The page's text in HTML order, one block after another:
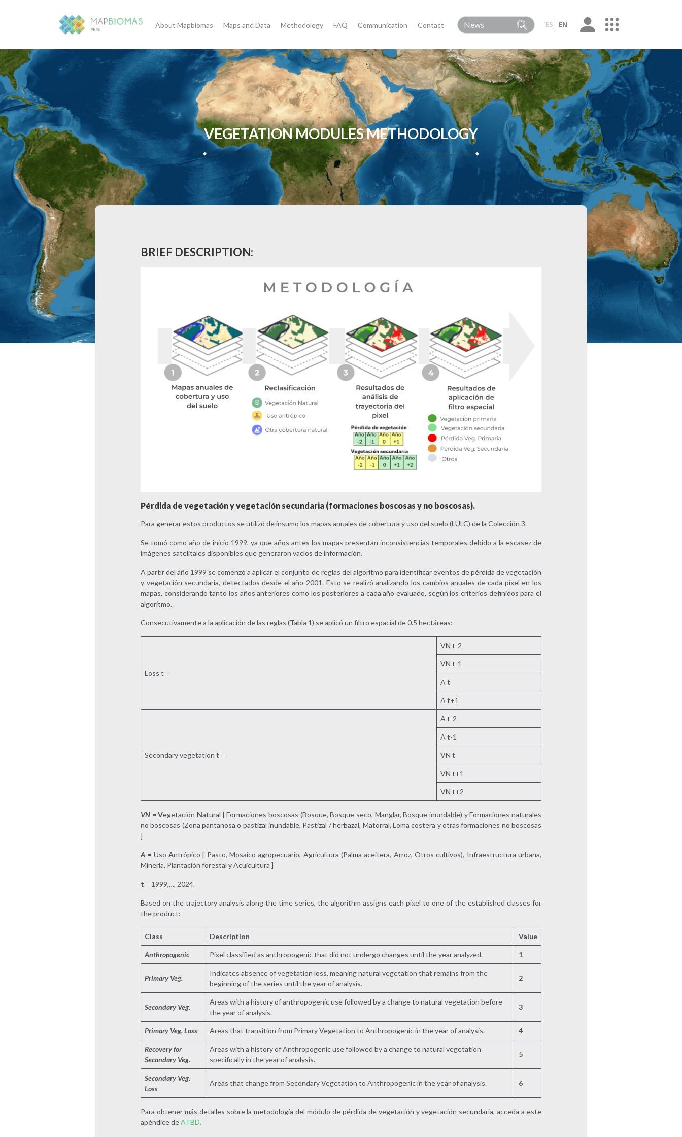
About Mapbiomas Maps and Data Methodology FAQ Communication Contact ES EN
VEGETATION MODULES METHODOLOGY
BRIEF DESCRIPTION:
Pérdida de vegetación y vegetación secundaria (formaciones boscosas y no boscosas).
Para generar estos productos se utilizó de insumo los mapas anuales de cobertura y uso del suelo (LULC) de la Colección 3.
Se tomó como año de inicio 1999, ya que años antes los mapas presentan inconsistencias temporales debido a la escasez de
imágenes satelitales disponibles que generaron vacíos de información.
A partir del año 1999 se comenzó a aplicar el conjunto de reglas del algoritmo para identificar eventos de pérdida de vegetación
y vegetación secundaria, detectados desde el año 2001. Esto se realizó analizando los cambios anuales de cada píxel en los
mapas, considerando tanto los años anteriores como los posteriores a cada año evaluado, según los criterios definidos para el
algoritmo.
Consecutivamente a la aplicación de las reglas (Tabla 1) se aplicó un filtro espacial de 0.5 hectáreas:
Loss t =
VN t-2
VN t-1
A t
A t+1
Secondary vegetation t =
A t-2
A t-1
VN t
VN t+1
VN t+2
VN =Vegetación Natural [ Formaciones boscosas (Bosque, Bosque seco, Manglar, Bosque inundable) y Formaciones naturales
no boscosas (Zona pantanosa o pastizal inundable, Pastizal / herbazal, Matorral, Loma costera y otras formaciones no boscosas
]
A = UsoAntrópico [ Pasto, Mosaico agropecuario, Agricultura (Palma aceitera, Arroz, Otros cultivos), Infraestructura urbana,
Minería, Plantación forestal y Acuicultura ]
t = 1999,…, 2024.
Based on the trajectory analysis along the time series, the algorithm assigns each pixel to one of the established classes for
the product:
Class Description Value
Anthropogenic Pixel classified as anthropogenic that did not undergo changes until the year analyzed. 1
Primary Veg.
Indicates absence of vegetation loss, meaning natural vegetation that remains from the
beginning of the series until the year of analysis.
2
Secondary Veg.
Areas with a history of anthropogenic use followed by a change to natural vegetation before
the year of analysis.
3
Primary Veg. Loss Areas that transition from Primary Vegetation to Anthropogenic in the year of analysis. 4
Recovery for
Secondary Veg.
Areas with a history of Anthropogenic use followed by a change to natural vegetation
specifically in the year of analysis.
5
Secondary Veg.
Loss
Areas that change from Secondary Vegetation to Anthropogenic in the year of analysis. 6
Para obtener más detalles sobre la metodología del módulo de pérdida de vegetación y vegetación secundaria, acceda a este
apéndice deATBD.